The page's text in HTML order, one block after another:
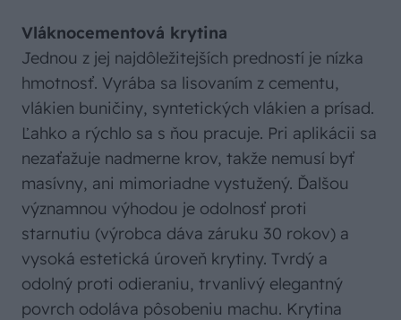
Vláknocementová krytina
Jednou z jej najdôležitejších predností je nízka
hmotnosť. Vyrába sa lisovaním z cementu,
vlákien buničiny, syntetických vlákien a prísad.
Ľahko a rýchlo sa s ňou pracuje. Pri aplikácii sa
nezaťažuje nadmerne krov, takže nemusí byť
masívny, ani mimoriadne vystužený. Ďalšou
významnou výhodou je odolnosť proti
starnutiu (výrobca dáva záruku 30 rokov) a
vysoká estetická úroveň krytiny. Tvrdý a
odolný proti odieraniu, trvanlivý elegantný
povrch odoláva pôsobeniu machu. Krytina